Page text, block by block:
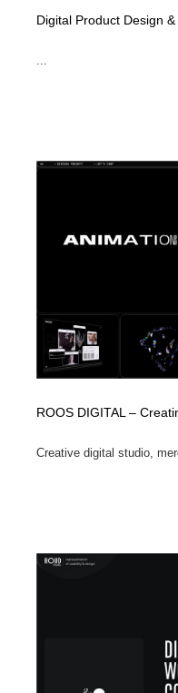
Digital Product Design
...
ROOS DIGITAL –
Creative digital studio,